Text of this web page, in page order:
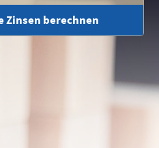
berechnen